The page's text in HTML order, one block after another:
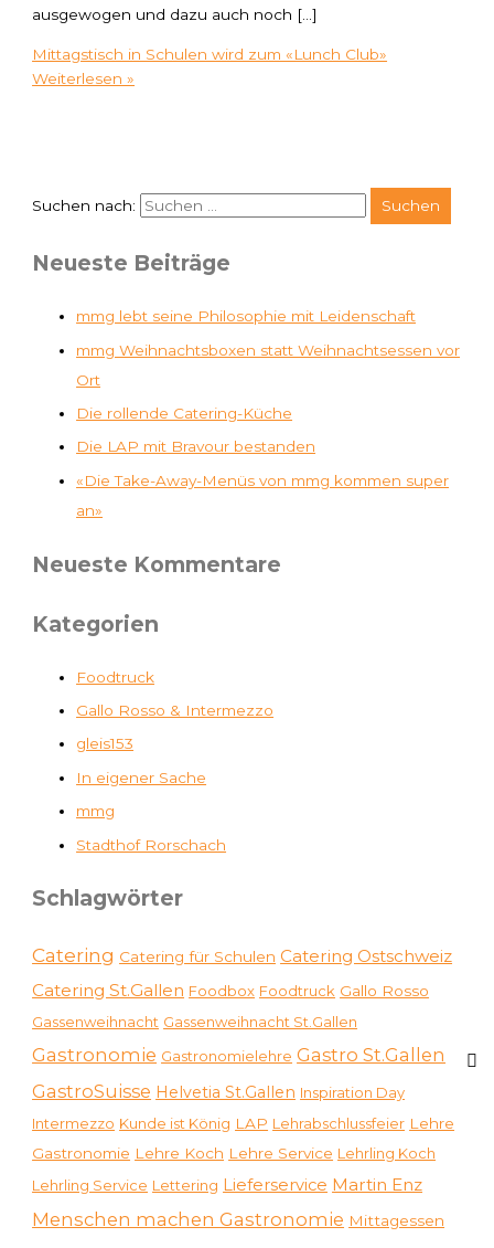
ausgewogen und dazu auch noch […]
Mittagstisch in Schulen wird zum «Lunch Club»
Weiterlesen »
Suchen nach:
Neueste Beiträge
mmg lebt seine Philosophie mit Leidenschaft
mmg Weihnachtsboxen statt Weihnachtsessen vor
Ort
Die rollende Catering-Küche
Die LAP mit Bravour bestanden
«Die Take-Away-Menüs von mmg kommen super
an»
Neueste Kommentare
Kategorien
Foodtruck
Gallo Rosso & Intermezzo
gleis153
In eigener Sache
mmg
Stadthof Rorschach
Schlagwörter
Catering Catering für Schulen Catering Ostschweiz
Catering St.Gallen Foodbox Foodtruck Gallo Rosso
Gassenweihnacht Gassenweihnacht St.Gallen
Gastronomie Gastronomielehre Gastro St.Gallen
GastroSuisse Helvetia St.Gallen Inspiration Day
Intermezzo Kunde ist König LAP Lehrabschlussfeier Lehre
Gastronomie Lehre Koch Lehre Service Lehrling Koch
Lehrling Service Lettering Lieferservice Martin Enz
Menschen machen Gastronomie Mittagessen